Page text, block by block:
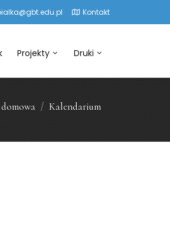
Kontakt
Projekty Druki
Kalendarium